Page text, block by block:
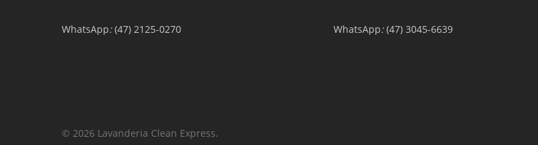
WhatsApp:(47) 2125-0270 WhatsApp:(47) 3045-6639
© 2026 Lavanderia Clean Express.